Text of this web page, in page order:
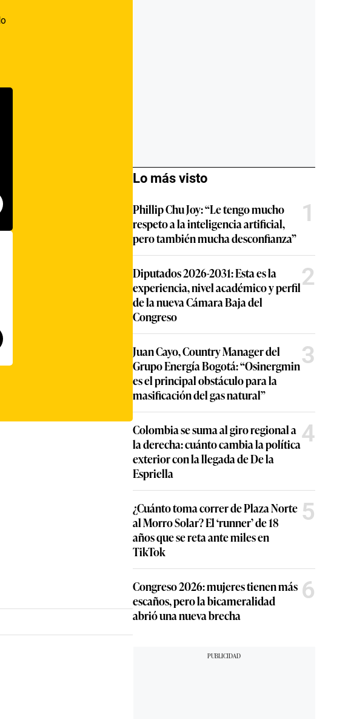
Lo más visto
Phillip Chu Joy: “Le tengo mucho
respeto a la inteligencia artificial,
pero también mucha desconfianza”
1
Diputados 2026-2031: Esta es la
experiencia, nivel académico y perfil
de la nueva Cámara Baja del
Congreso
2
Juan Cayo, Country Manager del
Grupo Energía Bogotá: “Osinergmin
es el principal obstáculo para la
masificación del gas natural”
3
Colombia se suma al giro regional a
la derecha: cuánto cambia la política
exterior con la llegada de De la
Espriella
4
¿Cuánto toma correr de Plaza Norte
al Morro Solar? El ‘runner’ de 18
años que se reta ante miles en
TikTok
5
Congreso 2026: mujeres tienen más
escaños, pero la bicameralidad
abrió una nueva brecha
6